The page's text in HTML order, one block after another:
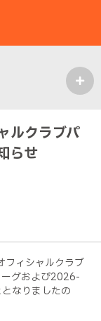
ルクラブパ
らせ
フィシャルクラブ
ーグおよび2026-
なりましたの